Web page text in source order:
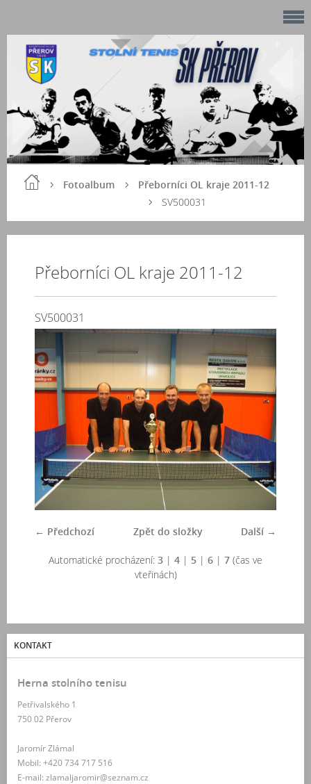
Fotoalbum
Přeborníci OL kraje 2011-12
SV500031
Přeborníci OL kraje 2011-12
SV500031
← Předchozí Další →
Zpět do složky
Automatické procházení: 3 | 4 | 5 | 6 | 7 (čas ve
vteřinách)
KONTAKT
Herna stolního tenisu
Petřivalského 1
750 02 Přerov
Jaromír Zlámal
Mobil: +420 734 717 516
E-mail: zlamaljaromir@seznam.cz